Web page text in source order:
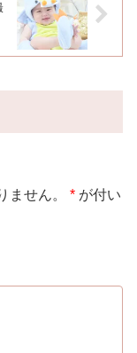
ません。 * が付い